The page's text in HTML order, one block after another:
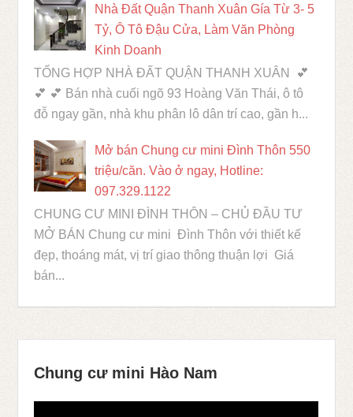
Nhà Đất Quận Thanh Xuân Gía Từ 3- 5
Tỷ, Ô Tô Đậu Cửa, Làm Văn Phòng
Kinh Doanh
TỔNG HỢP NHÀ ĐẤT QUẬN THANH XUÂN 💕
💕 💕 Bán nhà cuối ngõ 93 Hoàng Văn Thái, ô tô
đỗ ngay gần, nhà khu phân lô dân trí cao, gần h...
Mở bán Chung cư mini Đình Thôn 550
triệu/căn. Vào ở ngay, Hotline:
097.329.1122
CHUNG CƯ MINI ĐÌNH THÔN – CHỦ ĐẦU TƯ
MỞ BÁN Chung cư mini Đình Thôn với thiết kế
đẹp, thoáng mát, vị trí giao thông thuận lợi Giá
bán...
Chung cư mini Hào Nam